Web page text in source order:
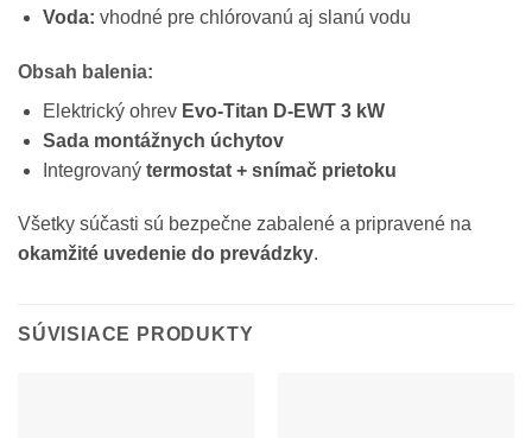
Voda: vhodné pre chlórovanú aj slanú vodu
Obsah balenia:
Elektrický ohrev Evo-Titan D-EWT 3 kW
Sada montážnych úchytov
Integrovaný termostat + snímač prietoku
Všetky súčasti sú bezpečne zabalené a pripravené na
okamžité uvedenie do prevádzky.
SÚVISIACE PRODUKTY